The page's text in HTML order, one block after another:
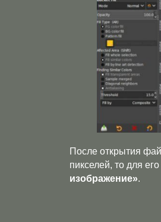
После открытия
пикселей, то для
изображение».